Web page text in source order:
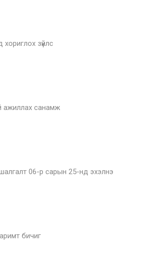
зүйлс
ажиллах санамж
06-р сарын 25-нд эхэлнэ
бичиг